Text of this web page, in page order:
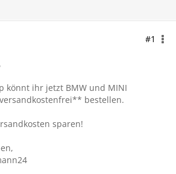
#1
könnt ihr jetzt BMW und MINI
bestellen.
sparen!